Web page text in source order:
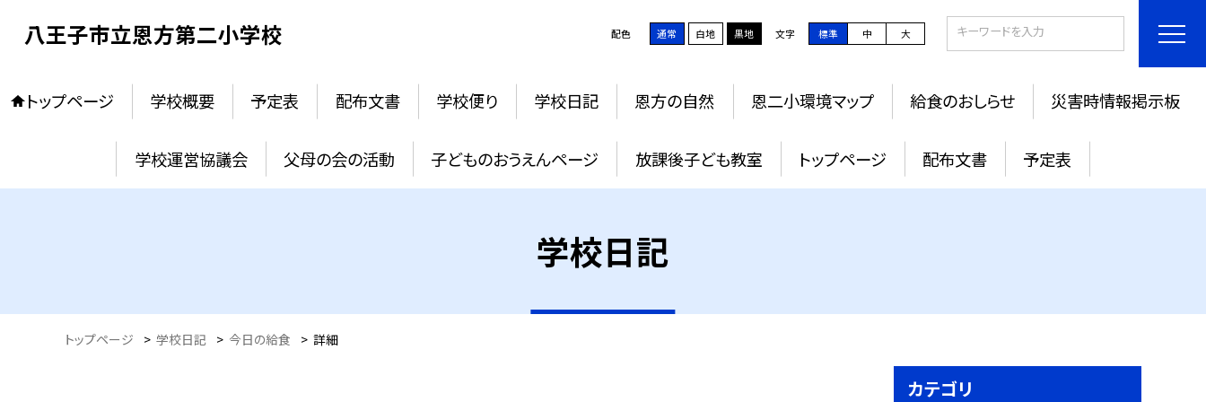
八王子市立恩方第二小学校 配色 通常 白地 黒地 文字 標準 中 大
トップページ 学校概要 予定表 配布文書 学校便り 学校日記 恩方の自然 恩二小環境マップ 給食のおしらせ 災害時情報掲示板
学校運営協議会 父母の会の活動 子どものおうえんページ 放課後子ども教室 トップページ 配布文書 予定表
学校日記
トップページ > 学校日記 > 今日の給食 > 詳細
カテゴリ